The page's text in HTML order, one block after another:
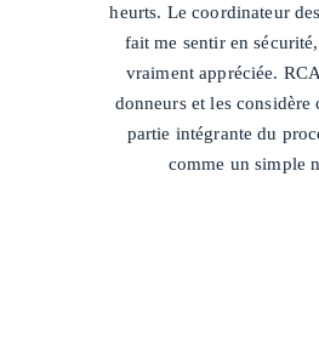
heurts. Le coordinateur
fait me sentir en
vraiment appréciée.
donneurs et les considère
partie intégrante du
comme un simple